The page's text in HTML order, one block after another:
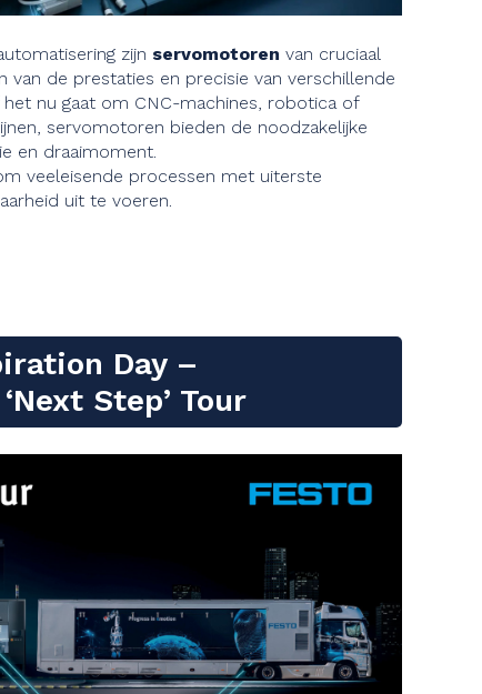
zijn servomotoren van cruciaal
van de prestaties en precisie van verschillende
nu gaat om CNC-machines, robotica of
servomotoren bieden de noodzakelijke
en draaimoment.
veeleisende processen met uiterste
uit te voeren.
Day –
Step’ Tour